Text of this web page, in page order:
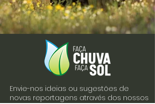
Envie-nos ideias ou sugestões de
novas reportagens através dos nossos